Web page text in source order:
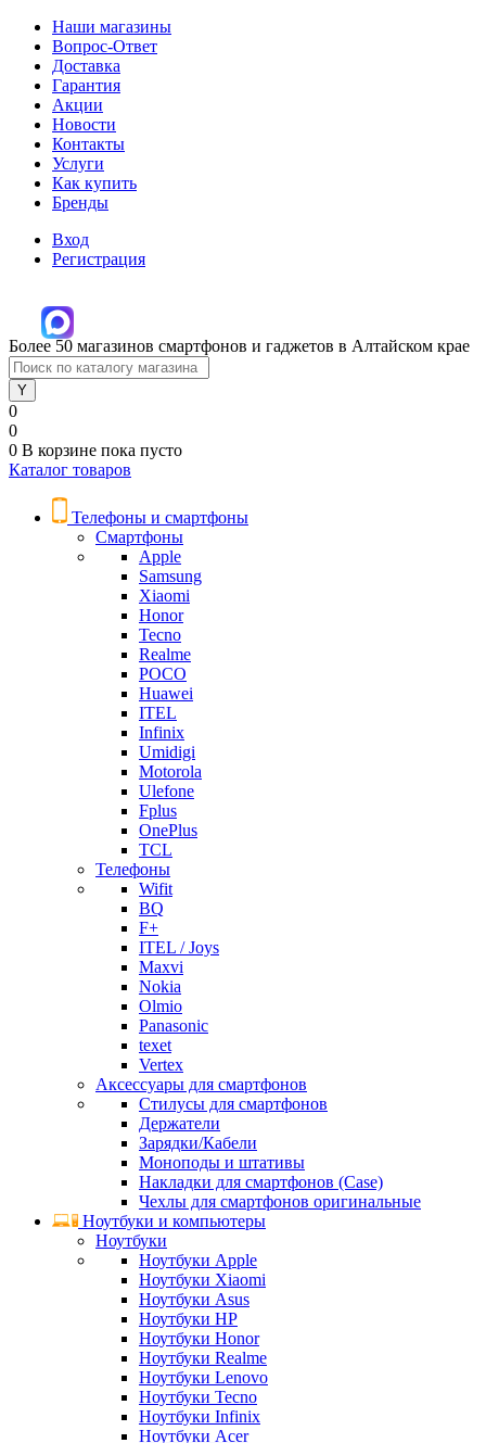
Наши магазины
Вопрос-Ответ
Доставка
Гарантия
Акции
Новости
Контакты
Услуги
Как купить
Бренды
Вход
Регистрация
Более 50 магазинов смартфонов и гаджетов в Алтайском крае
0
0
0 В корзине пока пусто
Каталог товаров
Телефоны и смартфоны
Смартфоны
Apple
Samsung
Xiaomi
Honor
Tecno
Realme
POCO
Huawei
ITEL
Infinix
Umidigi
Motorola
Ulefone
Fplus
OnePlus
TCL
Телефоны
Wifit
BQ
F+
ITEL / Joys
Maxvi
Nokia
Olmio
Panasonic
texet
Vertex
Аксессуары для смартфонов
Стилусы для смартфонов
Держатели
Зарядки/Кабели
Моноподы и штативы
Накладки для смартфонов (Case)
Чехлы для смартфонов оригинальные
Ноутбуки и компьютеры
Ноутбуки
Ноутбуки Apple
Ноутбуки Xiaomi
Ноутбуки Asus
Ноутбуки HP
Ноутбуки Honor
Ноутбуки Realme
Ноутбуки Lenovo
Ноутбуки Tecno
Ноутбуки Infinix
Ноутбуки Acer